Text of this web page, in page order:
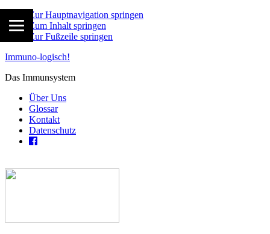
Zur Hauptnavigation springen
Zum Inhalt springen
Zur Fußzeile springen
Immuno-logisch!
Das Immunsystem
Über Uns
Glossar
Kontakt
Datenschutz